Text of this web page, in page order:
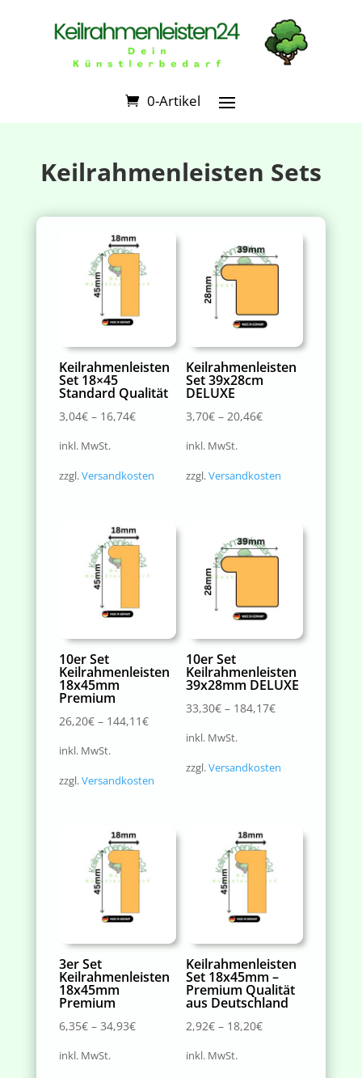
0-Artikel
Keilrahmenleisten Sets
Keilrahmenleisten
Set 18×45
Standard Qualität
3,04€– 16,74€
inkl. MwSt.
zzgl.Versandkosten
Keilrahmenleisten
Set 39x28cm
DELUXE
3,70€ – 20,46€
inkl. MwSt.
zzgl.Versandkosten
10er Set
Keilrahmenleisten
18x45mm
Premium
26,20€– 144,11€
inkl. MwSt.
zzgl.Versandkosten
10er Set
Keilrahmenleisten
39x28mm DELUXE
33,30€ – 184,17€
inkl. MwSt.
zzgl.Versandkosten
3er Set
Keilrahmenleisten
18x45mm
Premium
6,35€– 34,93€
inkl. MwSt.
Keilrahmenleisten
Set 18x45mm –
Premium Qualität
aus Deutschland
2,92€ – 18,20€
inkl. MwSt.